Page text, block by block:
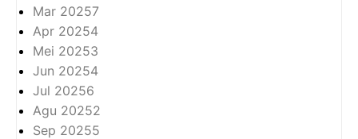
Mar 20257
Apr 20254
Mei 20253
Jun 20254
Jul 20256
Agu 20252
Sep 20255